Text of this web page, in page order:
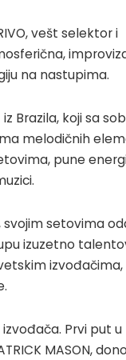
vešt selektor i
na nastupima.
Brazila, koji sa
melodičnih
pune
svojim setovima
izuzetno
izvođačima,
Prvi put u
MASON,